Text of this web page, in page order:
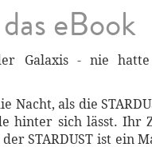
eBook
Galaxis - nie
Nacht, als die
hinter sich lässt. Ihr
STARDUST ist ein